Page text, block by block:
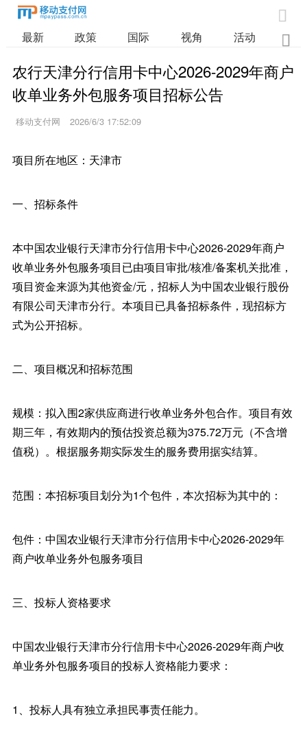

最新 政策 国际 视角 活动 业

农行天津分行信用卡中心2026-2029年商户
收单业务外包服务项目招标公告
移动支付网 2026/6/3 17:52:09
项目所在地区：天津市
一、招标条件
本中国农业银行天津市分行信用卡中心2026-2029年商户
收单业务外包服务项目已由项目审批/核准/备案机关批准，
项目资金来源为其他资金/元，招标人为中国农业银行股份
有限公司天津市分行。本项目已具备招标条件，现招标方
式为公开招标。
二、项目概况和招标范围
规模：拟入围2家供应商进行收单业务外包合作。项目有效
期三年，有效期内的预估投资总额为375.72万元（不含增
值税）。根据服务期实际发生的服务费用据实结算。
范围：本招标项目划分为1个包件，本次招标为其中的：
包件：中国农业银行天津市分行信用卡中心2026-2029年
商户收单业务外包服务项目
三、投标人资格要求
中国农业银行天津市分行信用卡中心2026-2029年商户收
单业务外包服务项目的投标人资格能力要求：
1、投标人具有独立承担民事责任能力。